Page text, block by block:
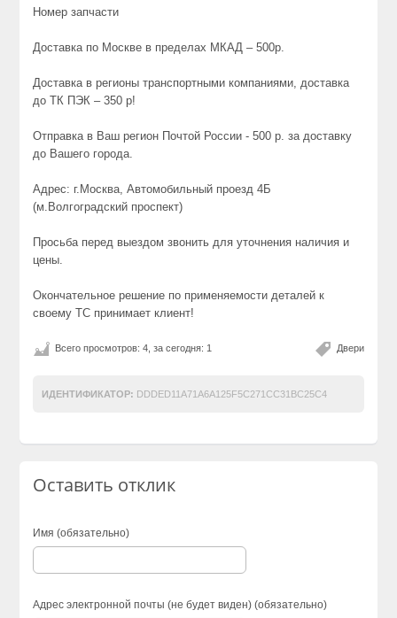
Номер запчасти
Доставка по Москве в пределах МКАД – 500р.
Доставка в регионы транспортными компаниями, доставка
до ТК ПЭК – 350 р!
Отправка в Ваш регион Почтой России - 500 р. за доставку
до Вашего города.
Адрес: г.Москва, Автомобильный проезд 4Б
(м.Волгоградский проспект)
Просьба перед выездом звонить для уточнения наличия и
цены.
Окончательное решение по применяемости деталей к
своему ТС принимает клиент!
Двери
Всего просмотров: 4, за сегодня: 1
ИДЕНТИФИКАТОР: DDDED11A71A6A125F5C271CC31BC25C4
Оставить отклик
Имя (обязательно)
Адрес электронной почты (не будет виден) (обязательно)